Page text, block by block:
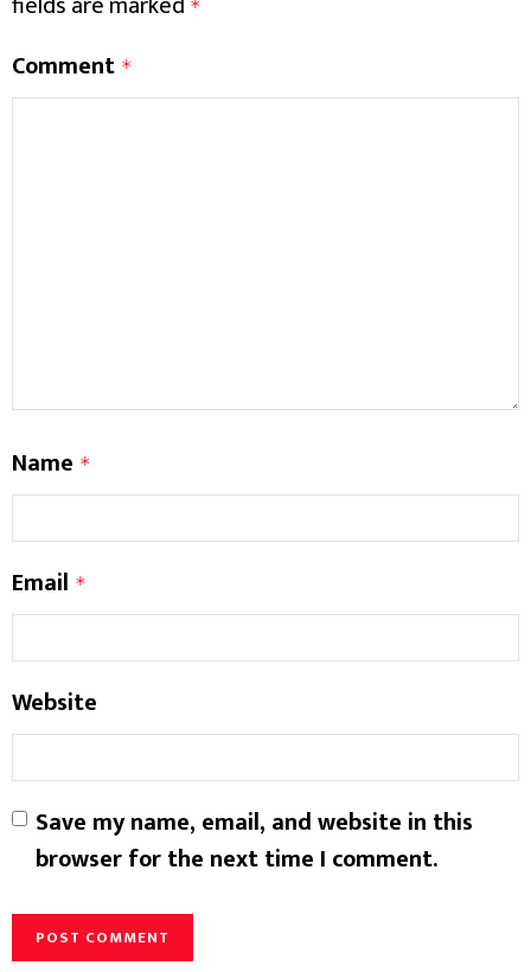
*
Comment *
Name *
Email *
Website
Save my name, email, and website in this
browser for the next time I comment.